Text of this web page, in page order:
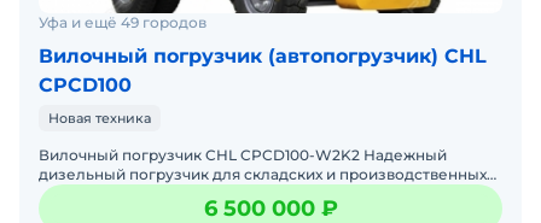
Уфа и ещё 49 городов
Вилочный погрузчик (автопогрузчик) CHL
CPCD100
Новая техника
Вилочный погрузчик CHL CPCD100-W2K2 Надежный
дизельный погрузчик для складских и производственных
6 500 000 ₽